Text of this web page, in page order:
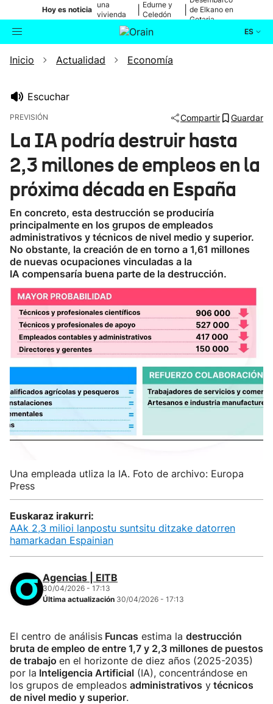
Hoy es noticia
una
vivienda
de Bilbao
Edurne y
Celedón
de Elkano en
Getaria
ES
Buscador Actualidad
Ikusmiran
Eguraldia
Inicio Actualidad Economía
Escuchar
PREVISIÓN Compartir Guardar
La IA podría destruir hasta
2,3 millones de empleos en la
próxima década en España
En concreto, esta destrucción se produciría
principalmente en los grupos de empleados
administrativos y técnicos de nivel medio y superior.
No obstante, la creación de en torno a 1,61 millones
de nuevas ocupaciones vinculadas a la
IA compensaría buena parte de la destrucción.
Una empleada utliza la IA. Foto de archivo: Europa
Press
Euskaraz irakurri:
AAk 2,3 milioi lanpostu suntsitu ditzake datorren
hamarkadan Espainian
Agencias | EITB
30/04/2026 - 17:13
Última actualización 30/04/2026 - 17:13
El centro de análisis Funcas estima la destrucción
bruta de empleo de entre 1,7 y 2,3 millones de puestos
de trabajo en el horizonte de diez años (2025-2035)
por la Inteligencia Artificial (IA), concentrándose en
los grupos de empleados administrativos y técnicos
de nivel medio y superior.